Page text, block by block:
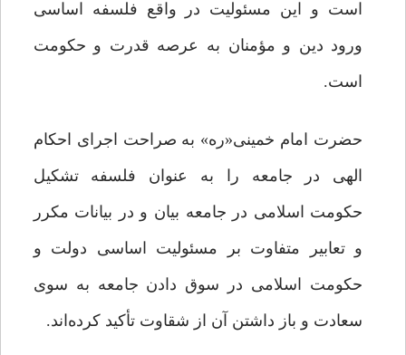
است و این مسئولیت در واقع فلسفه اساسی
ورود دین و مؤمنان به عرصه قدرت و حکومت
است.
حضرت امام خمینی«ره» به صراحت اجرای احکام
الهی در جامعه را به عنوان فلسفه تشکیل
حکومت اسلامی در جامعه بیان و در بیانات مکرر
و تعابیر متفاوت بر مسئولیت اساسی دولت و
حکومت اسلامی در سوق دادن جامعه به سوی
سعادت و باز داشتن آن از شقاوت تأکید کرده‌اند.